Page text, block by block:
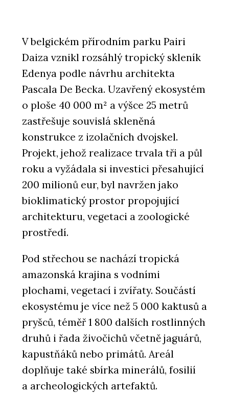
V belgickém přírodním parku Pairi
Daiza vznikl rozsáhlý tropický skleník
Edenya podle návrhu architekta
Pascala De Becka. Uzavřený ekosystém
o ploše 40 000 m² a výšce 25 metrů
zastřešuje souvislá skleněná
konstrukce z izolačních dvojskel.
Projekt, jehož realizace trvala tři a půl
roku a vyžádala si investici přesahující
200 milionů eur, byl navržen jako
bioklimatický prostor propojující
architekturu, vegetaci a zoologické
prostředí.
Pod střechou se nachází tropická
amazonská krajina s vodními
plochami, vegetací i zvířaty. Součástí
ekosystému je více než 5 000 kaktusů a
pryšců, téměř 1 800 dalších rostlinných
druhů i řada živočichů včetně jaguárů,
kapustňáků nebo primátů. Areál
doplňuje také sbírka minerálů, fosilií
a archeologických artefaktů.